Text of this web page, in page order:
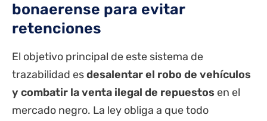
bonaerense para evitar
retenciones
El objetivo principal de este sistema de
trazabilidad esdesalentar el robo de vehículos
y combatir la venta ilegal de repuestos en el
mercado negro. La ley obliga a que todo